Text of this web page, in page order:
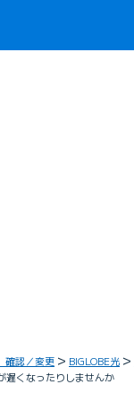
認／変更 BIGLOBE光
遅くなったりしませんか